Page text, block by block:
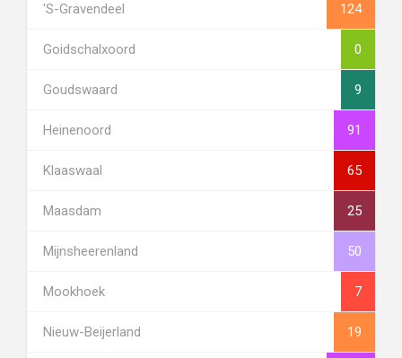
's-Gravendeel 124
Goidschalxoord 0
Goudswaard 9
Heinenoord 91
Klaaswaal 65
Maasdam 25
Mijnsheerenland 50
Mookhoek 7
Nieuw-Beijerland 19